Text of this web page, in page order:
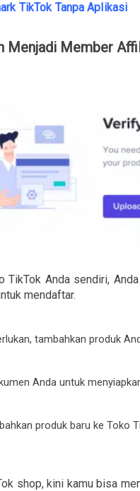
TikTok Tanpa Aplikasi
Menjadi Member
Anda sendiri,
mendaftar.
tambahkan produk
Anda untuk
produk baru ke Toko
shop, kini kamu bisa